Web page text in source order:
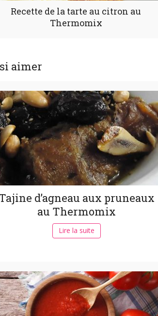
Recette de la tarte au citron au
Thermomix
aimer
d’agneau aux pruneaux
au Thermomix
Lire la suite